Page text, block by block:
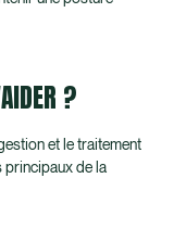
?
et le traitement
de la